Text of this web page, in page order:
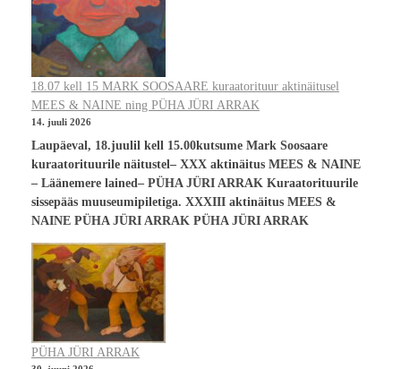
18.07 kell 15 MARK SOOSAARE kuraatorituur aktinäitusel
MEES & NAINE ning PÜHA JÜRI ARRAK
14. juuli 2026
Laupäeval, 18.juulil kell 15.00kutsume Mark Soosaare
kuraatorituurile näitustel– XXX aktinäitus MEES & NAINE
– Läänemere lained– PÜHA JÜRI ARRAK Kuraatorituurile
sissepääs muuseumipiletiga. XXXIII aktinäitus MEES &
NAINE PÜHA JÜRI ARRAK PÜHA JÜRI ARRAK
PÜHA JÜRI ARRAK